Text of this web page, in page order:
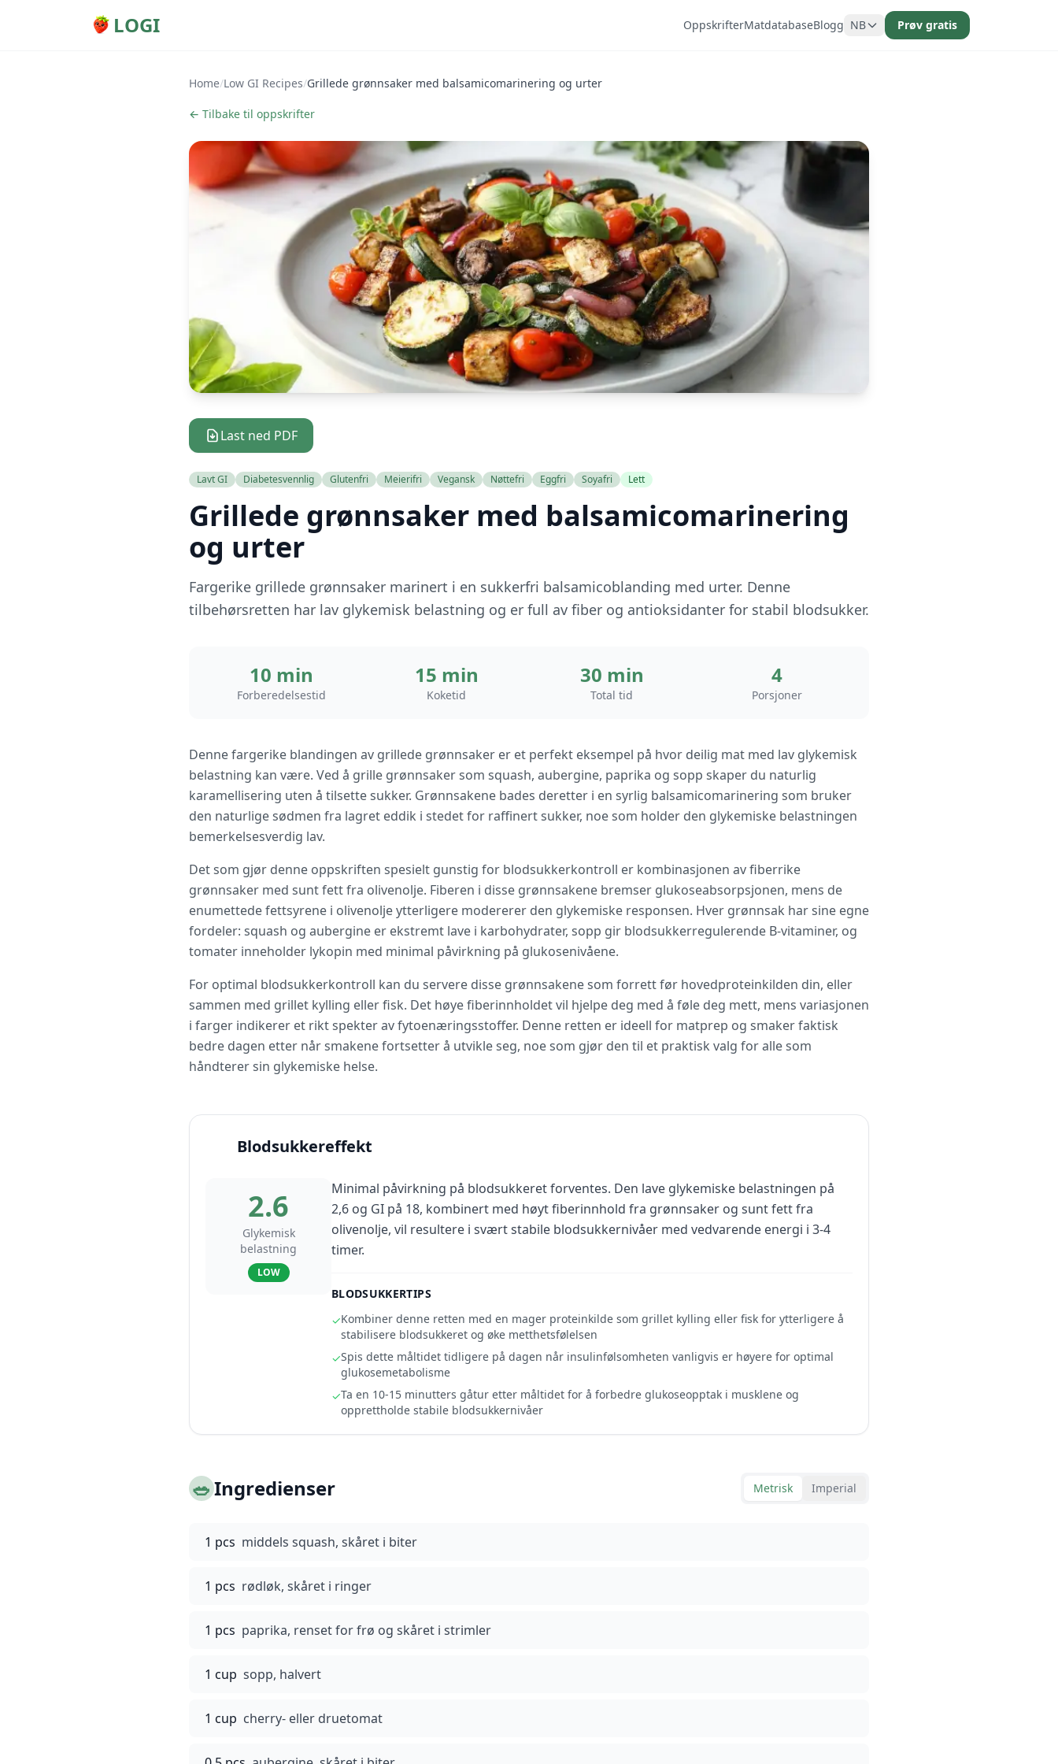
LOGI OppskrifterMatdatabaseBlogg NB Prøv gratis
Home/Low GI Recipes/Grillede grønnsaker med balsamicomarinering og urter
← Tilbake til oppskrifter
Last ned PDF
Lavt GI Diabetesvennlig Glutenfri Meierifri Vegansk Nøttefri Eggfri Soyafri Lett
Grillede grønnsaker med balsamicomarinering
og urter
Fargerike grillede grønnsaker marinert i en sukkerfri balsamicoblanding med urter. Denne
tilbehørsretten har lav glykemisk belastning og er full av fiber og antioksidanter for stabil blodsukker.
10 min
Forberedelsestid
15 min
Koketid
30 min
Total tid
4
Porsjoner
Denne fargerike blandingen av grillede grønnsaker er et perfekt eksempel på hvor deilig mat med lav glykemisk
belastning kan være. Ved å grille grønnsaker som squash, aubergine, paprika og sopp skaper du naturlig
karamellisering uten å tilsette sukker. Grønnsakene bades deretter i en syrlig balsamicomarinering som bruker
den naturlige sødmen fra lagret eddik i stedet for raffinert sukker, noe som holder den glykemiske belastningen
bemerkelsesverdig lav.
Det som gjør denne oppskriften spesielt gunstig for blodsukkerkontroll er kombinasjonen av fiberrike
grønnsaker med sunt fett fra olivenolje. Fiberen i disse grønnsakene bremser glukoseabsorpsjonen, mens de
enumettede fettsyrene i olivenolje ytterligere modererer den glykemiske responsen. Hver grønnsak har sine egne
fordeler: squash og aubergine er ekstremt lave i karbohydrater, sopp gir blodsukkerregulerende B-vitaminer, og
tomater inneholder lykopin med minimal påvirkning på glukosenivåene.
For optimal blodsukkerkontroll kan du servere disse grønnsakene som forrett før hovedproteinkilden din, eller
sammen med grillet kylling eller fisk. Det høye fiberinnholdet vil hjelpe deg med å føle deg mett, mens variasjonen
i farger indikerer et rikt spekter av fytoenæringsstoffer. Denne retten er ideell for matprep og smaker faktisk
bedre dagen etter når smakene fortsetter å utvikle seg, noe som gjør den til et praktisk valg for alle som
håndterer sin glykemiske helse.
Blodsukkereffekt
2.6
Glykemisk
belastning
LOW
Minimal påvirkning på blodsukkeret forventes. Den lave glykemiske belastningen på
2,6 og GI på 18, kombinert med høyt fiberinnhold fra grønnsaker og sunt fett fra
olivenolje, vil resultere i svært stabile blodsukkernivåer med vedvarende energi i 3-4
timer.
BLODSUKKERTIPS
✓Kombiner denne retten med en mager proteinkilde som grillet kylling eller fisk for ytterligere å
stabilisere blodsukkeret og øke metthetsfølelsen
✓Spis dette måltidet tidligere på dagen når insulinfølsomheten vanligvis er høyere for optimal
glukosemetabolisme
✓Ta en 10-15 minutters gåtur etter måltidet for å forbedre glukoseopptak i musklene og
opprettholde stabile blodsukkernivåer
🥗Ingredienser Metrisk Imperial
1 pcs middels squash, skåret i biter
1 pcs rødløk, skåret i ringer
1 pcs paprika, renset for frø og skåret i strimler
1 cup sopp, halvert
1 cup cherry- eller druetomat